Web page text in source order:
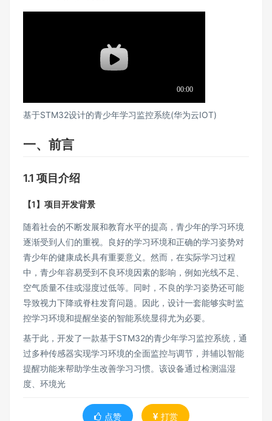
基于STM32设计的青少年学习监控系统(华为云IOT)
一、前言
1.1 项目介绍
【1】项目开发背景
随着社会的不断发展和教育水平的提高，青少年的学习环境
逐渐受到人们的重视。良好的学习环境和正确的学习姿势对
青少年的健康成长具有重要意义。然而，在实际学习过程
中，青少年容易受到不良环境因素的影响，例如光线不足、
空气质量不佳或湿度过低等。同时，不良的学习姿势还可能
导致视力下降或脊柱发育问题。因此，设计一套能够实时监
控学习环境和提醒坐姿的智能系统显得尤为必要。
基于此，开发了一款基于STM32的青少年学习监控系统，通
过多种传感器实现学习环境的全面监控与调节，并辅以智能
提醒功能来帮助学生改善学习习惯。该设备通过检测温湿
度、环境光
点赞 打赏